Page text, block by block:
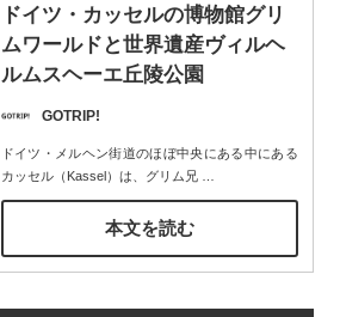
ドイツ・カッセルの博物館グリ
ムワールドと世界遺産ヴィルヘ
ルムスヘーエ丘陵公園
GOTRIP!
ドイツ・メルヘン街道のほぼ中央にある中にある
カッセル（Kassel）は、グリム兄…
本文を読む